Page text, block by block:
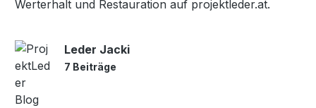
Werterhalt und Restauration auf projektleder.at.
Leder Jacki
7 Beiträge